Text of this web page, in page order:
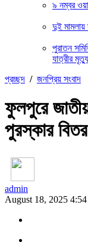
৯ নম্বর
দুই মামলায়
পুরাতন
যাত্রীর
প্রচ্ছদ / জনপ্রিয় সংবাদ
ফুলপুরে
পুরস্কার
admin
August 18, 2025